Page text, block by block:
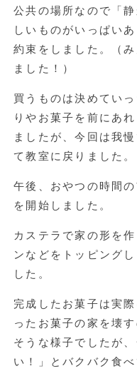
公共の場所なので「
しいものがいっぱい
約束をしました。（
ました！）
買うものは決めてい
りやお菓子を前にあ
ましたが、今回は我
て教室に戻りました。
午後、おやつの時間
を開始しました。
カステラで家の形を
ンなどをトッピング
した。
完成したお菓子は実
ったお菓子の家を壊
そうな様子でしたが
い！」とバクバク食べ